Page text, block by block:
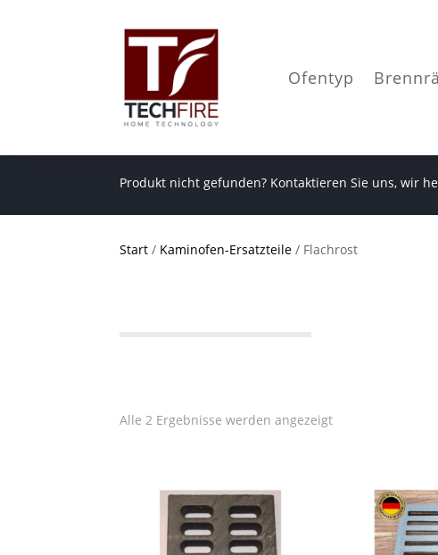
Ofentyp
Produkt nicht gefunden? Kontaktieren Sie uns, wir
Start / Kaminofen-Ersatzteile / Flachrost
Alle 2 Ergebnisse werden angezeigt